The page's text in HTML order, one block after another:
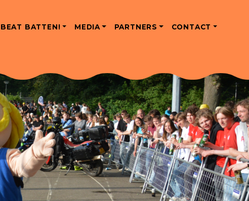
BEAT BATTEN! MEDIA PARTNERS CONTACT